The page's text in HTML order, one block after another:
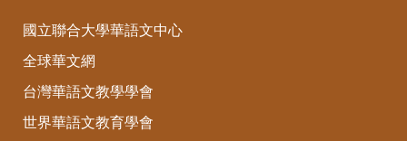
國立聯合大學華語文中心
全球華文網
台灣華語文教學學會
世界華語文教育學會